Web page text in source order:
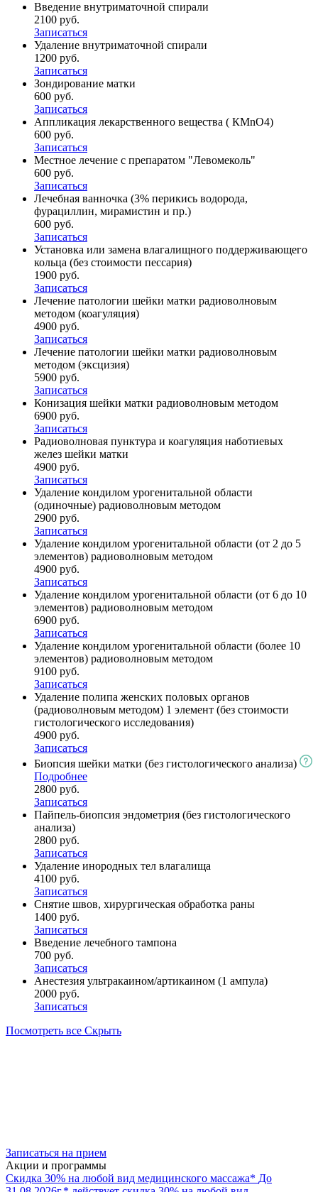
Введение внутриматочной спирали
2100 руб.
Записаться
Удаление внутриматочной спирали
1200 руб.
Записаться
Зондирование матки
600 руб.
Записаться
Аппликация лекарственного вещества ( КМnO4)
600 руб.
Записаться
Местное лечение с препаратом "Левомеколь"
600 руб.
Записаться
Лечебная ванночка (3% перикись водорода,
фурациллин, мирамистин и пр.)
600 руб.
Записаться
Установка или замена влагалищного поддерживающего
кольца (без стоимости пессария)
1900 руб.
Записаться
Лечение патологии шейки матки радиоволновым
методом (коагуляция)
4900 руб.
Записаться
Лечение патологии шейки матки радиоволновым
методом (эксцизия)
5900 руб.
Записаться
Конизация шейки матки радиоволновым методом
6900 руб.
Записаться
Радиоволновая пунктура и коагуляция наботиевых
желез шейки матки
4900 руб.
Записаться
Удаление кондилом урогенитальной области
(одиночные) радиоволновым методом
2900 руб.
Записаться
Удаление кондилом урогенитальной области (от 2 до 5
элементов) радиоволновым методом
4900 руб.
Записаться
Удаление кондилом урогенитальной области (от 6 до 10
элементов) радиоволновым методом
6900 руб.
Записаться
Удаление кондилом урогенитальной области (более 10
элементов) радиоволновым методом
9100 руб.
Записаться
Удаление полипа женских половых органов
(радиоволновым методом) 1 элемент (без стоимости
гистологического исследования)
4900 руб.
Записаться
Биопсия шейки матки (без гистологического анализа)
Подробнее
2800 руб.
Записаться
Пайпель-биопсия эндометрия (без гистологического
анализа)
2800 руб.
Записаться
Удаление инородных тел влагалища
4100 руб.
Записаться
Снятие швов, хирургическая обработка раны
1400 руб.
Записаться
Введение лечебного тампона
700 руб.
Записаться
Анестезия ультракаином/артикаином (1 ампула)
2000 руб.
Записаться
Посмотреть все Скрыть
Записаться на прием
Акции и программы
Скидка 30% на любой вид медицинского массажа* До